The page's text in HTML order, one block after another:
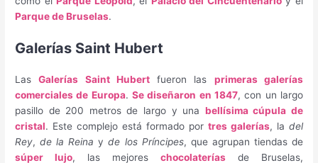
Parque de Bruselas.
Galerías Saint Hubert
LasGalerías Saint Hubertfueron las primeras galerías
comerciales de Europa.Se diseñaron en 1847, con un largo
pasillo de 200 metros de largo y una bellísima cúpula de
cristal. Este complejo está formado por tres galerías, la del
Rey,de la Reina yde los Príncipes, que agrupan tiendas de
súper lujo, las mejores chocolateríasde Bruselas,